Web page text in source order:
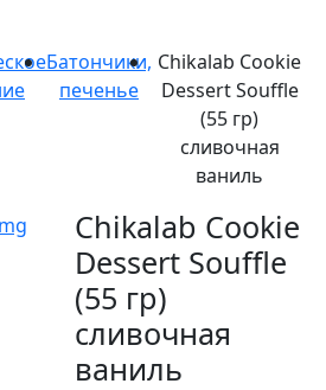
Батончики,
печенье
Chikalab Cookie
Dessert Souffle
(55 гр)
сливочная
ваниль
Chikalab Cookie
Dessert Souffle
(55 гр)
сливочная
ваниль